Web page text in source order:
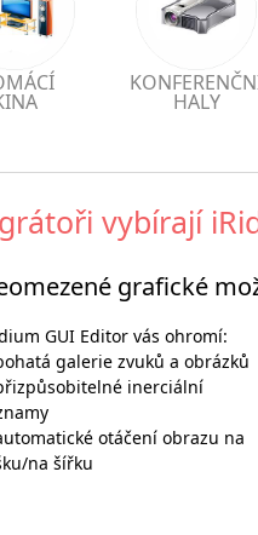
HALY
vybírají
grafické
GUI Editor vás ohromí:
galerie zvuků a obrázků
inerciální
otáčení obrazu na
na šířku